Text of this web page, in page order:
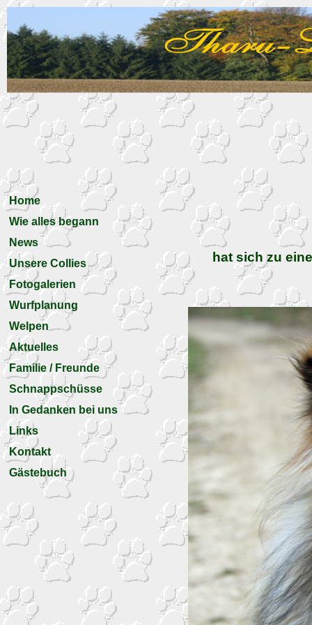
hat sich zu
Home
Wie alles begann
News
Unsere Collies
Fotogalerien
Wurfplanung
Welpen
Aktuelles
Familie / Freunde
Schnappschüsse
In Gedanken bei uns
Links
Kontakt
Gästebuch